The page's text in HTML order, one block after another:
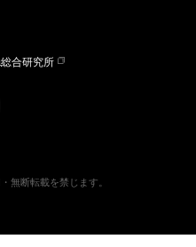
合研究所
無断転載を禁じます。